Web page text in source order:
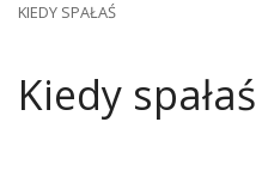
KIEDY SPAŁAŚ
Kiedy spałaś